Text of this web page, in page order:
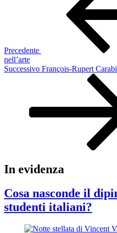
Precedente
nell’arte
Articolo
Successivo François-Rupert
In evidenza
Cosa nasconde il
studenti italiani?